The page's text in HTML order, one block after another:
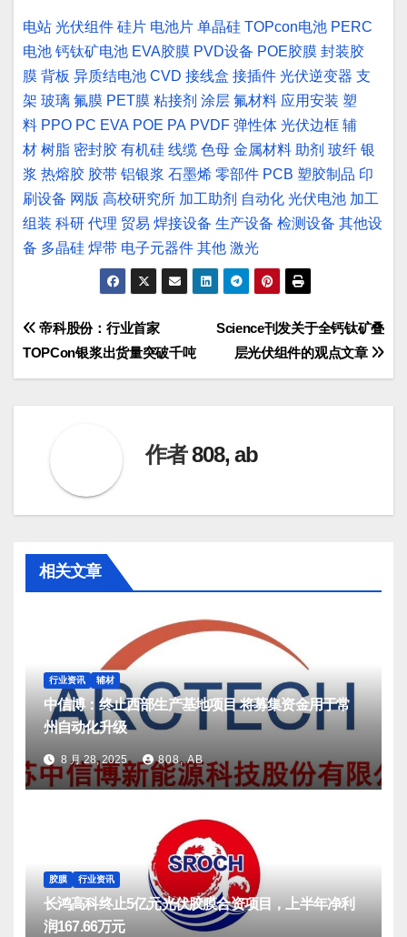
电站 光伏组件 硅片 电池片 单晶硅 TOPcon电池 PERC
电池 钙钛矿电池 EVA胶膜 PVD设备 POE胶膜 封装胶
膜 背板 异质结电池 CVD 接线盒 接插件 光伏逆变器 支
架 玻璃 氟膜 PET膜 粘接剂 涂层 氟材料 应用安装 塑
料 PPO PC EVA POE PA PVDF 弹性体 光伏边框 辅
材 树脂 密封胶 有机硅 线缆 色母 金属材料 助剂 玻纤 银
浆 热熔胶 胶带 铝银浆 石墨烯 零部件 PCB 塑胶制品 印
刷设备 网版 高校研究所 加工助剂 自动化 光伏电池 加工
组装 科研 代理 贸易 焊接设备 生产设备 检测设备 其他设
备 多晶硅 焊带 电子元器件 其他 激光
文
章
Science刊发关于全钙钛矿叠
层光伏组件的观点文章
帝科股份：行业首家
TOPCon银浆出货量突破千吨
作者808, ab
相关文章
行业资讯 辅材
中信博：终止西部生产基地项目 将募集资金用于常
州自动化升级
8 月 28, 2025 808, AB
胶膜 行业资讯
长鸿高科终止5亿元光伏胶膜合资项目，上半年净利
润167.66万元